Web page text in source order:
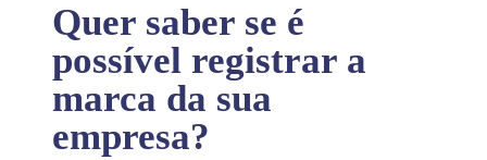
Quer saber se é
possível registrar a
marca da sua
empresa?